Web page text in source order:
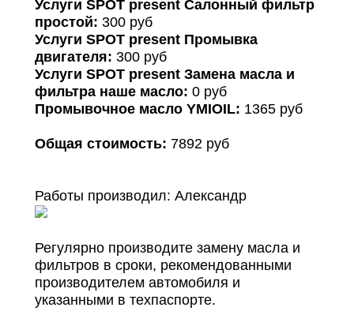
Услуги SPOT present Салонный фильтр
простой: 300 руб
Услуги SPOT present Промывка
двигателя: 300 руб
Услуги SPOT present Замена масла и
фильтра наше масло: 0 руб
Промывочное масло YMIOIL: 1365 руб
Общая стоимость: 7892 руб
Работы производил: Александр
Регулярно производите замену масла и
фильтров в сроки, рекомендованными
производителем автомобиля и
указанными в техпаспорте.